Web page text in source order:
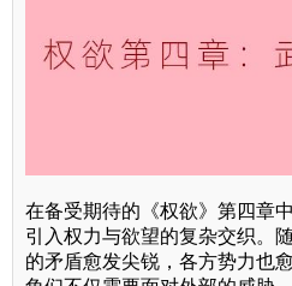
在备受期待的《权欲》第四章
引入权力与欲望的复杂交织。
的矛盾愈发尖锐，各方势力也